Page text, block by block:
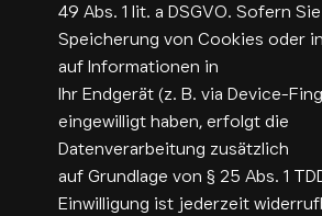
49 Abs. 1 lit. a DSGVO. Sofern
Speicherung von Cookies oder
auf Informationen in
Ihr Endgerät (z. B. via Device-
eingewilligt haben, erfolgt die
Datenverarbeitung zusätzlich
auf Grundlage von § 25 Abs. 1
Einwilligung ist jederzeit